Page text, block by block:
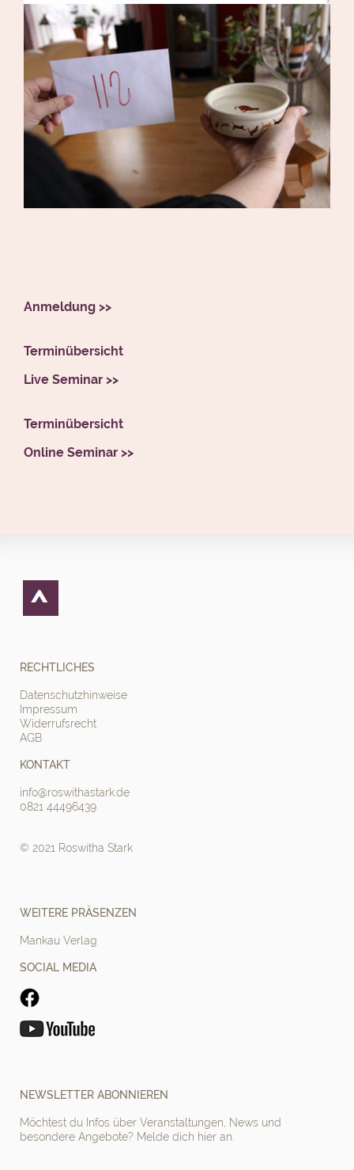
Anmeldung >>
Terminübersicht
Live Seminar >>
Terminübersicht
Online Seminar >>
RECHTLICHES
Datenschutzhinweise
Impressum
Widerrufsrecht
AGB
KONTAKT
info@roswithastark.de
0821 44496439
© 2021 Roswitha Stark
WEITERE PRÄSENZEN
Mankau Verlag
SOCIAL MEDIA
NEWSLETTER ABONNIEREN
Möchtest du Infos über Veranstaltungen, News und
besondere Angebote? Melde dich hier an.